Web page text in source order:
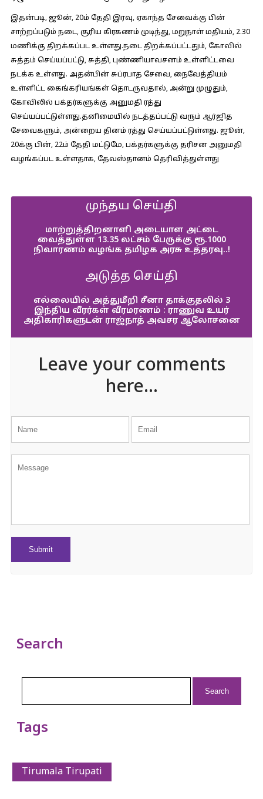
இதன்படி, ஜூன், 20ம் தேதி இரவு, ஏகாந்த சேவைக்கு பின்
சாற்றப்படும் நடை, சூரிய கிரகணம் முடிந்து, மறுநாள் மதியம், 2.30
மணிக்கு திறக்கப்பட உள்ளது.நடை திறக்கப்பட்டதும், கோவில்
சுத்தம் செய்யப்பட்டு, சுத்தி, புண்ணியாவசனம் உள்ளிட்டவை
நடக்க உள்ளது. அதன்பின் சுப்ரபாத சேவை, நைவேத்தியம்
உள்ளிட்ட கைங்கரியங்கள் தொடருவதால், அன்று முழுதும்,
கோவிலில் பக்தர்களுக்கு அனுமதி ரத்து
செய்யப்பட்டுள்ளது.தனிமையில் நடத்தப்பட்டு வரும் ஆர்ஜித
சேவைகளும், அன்றைய தினம் ரத்து செய்யப்பட்டுள்ளது. ஜூன்,
20க்கு பின், 22ம் தேதி மட்டுமே, பக்தர்களுக்கு தரிசன அனுமதி
வழங்கப்பட உள்ளதாக, தேவஸ்தானம் தெரிவித்துள்ளது
முந்தய செய்தி
மாற்றுத்திறனாளி அடையாள அட்டை
வைத்துள்ள 13.35 லட்சம் பேருக்கு ரூ.1000
நிவாரணம் வழங்க தமிழக அரசு உத்தரவு..!
அடுத்த செய்தி
எல்லையில் அத்துமீறி சீனா தாக்குதலில் 3
இந்திய வீரர்கள் வீரமரணம் : ராணுவ உயர்
அதிகாரிகளுடன் ராஜ்நாத் அவசர ஆலோசனை
Leave your comments
here...
Search
Tags
Tirumala Tirupati